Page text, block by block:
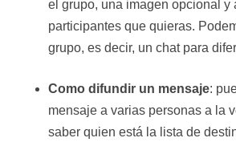
el grupo, una imagen opcional y
participantes que quieras.
grupo, es decir, un chat para
Como difundir un mensaje:
mensaje a varias personas a la
saber quien está la lista de